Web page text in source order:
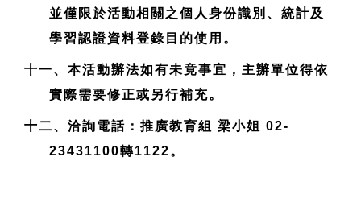
並僅限於活動相關之個人身份識別、統計及
學習認證資料登錄目的使用。
十一、本活動辦法如有未竟事宜，主辦單位得依
實際需要修正或另行補充。
十二、洽詢電話：推廣教育組 梁小姐 02-
23431100轉1122。